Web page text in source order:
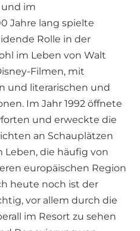
im
Jahre lang spielte
Rolle in der
im Leben von Walt
Filmen, mit
und literarischen und
Im Jahr 1992 öffnete
und erweckte die
an Schauplätzen
die häufig von
europäischen Region
heute noch ist der
vor allem durch die
im Resort zu sehen